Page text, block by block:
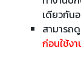
เดียวกัน
สามารถ
ก่อนใช้ง